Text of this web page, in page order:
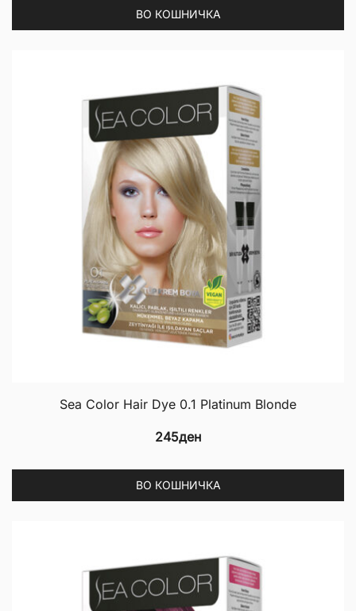
ВО КОШНИЧКА
Sea Color Hair Dye 0.1 Platinum Blonde
245ден
ВО КОШНИЧКА